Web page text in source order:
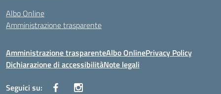
Albo Online
Amministrazione trasparente
Amministrazione trasparenteAlbo OnlinePrivacy Policy
Dichiarazione di accessibilitàNote legali
Seguici su: